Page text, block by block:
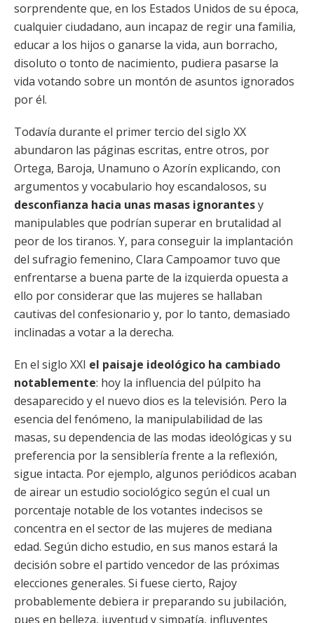
sorprendente que, en los Estados Unidos de su época,
cualquier ciudadano, aun incapaz de regir una familia,
educar a los hijos o ganarse la vida, aun borracho,
disoluto o tonto de nacimiento, pudiera pasarse la
vida votando sobre un montón de asuntos ignorados
por él.
Todavía durante el primer tercio del siglo XX
abundaron las páginas escritas, entre otros, por
Ortega, Baroja, Unamuno o Azorín explicando, con
argumentos y vocabulario hoy escandalosos, su
desconfianza hacia unas masas ignorantesy
manipulables que podrían superar en brutalidad al
peor de los tiranos. Y, para conseguir la implantación
del sufragio femenino, Clara Campoamor tuvo que
enfrentarse a buena parte de la izquierda opuesta a
ello por considerar que las mujeres se hallaban
cautivas del confesionario y, por lo tanto, demasiado
inclinadas a votar a la derecha.
En el siglo XXI el paisaje ideológico ha cambiado
notablemente: hoy la influencia del púlpito ha
desaparecido y el nuevo dios es la televisión. Pero la
esencia del fenómeno, la manipulabilidad de las
masas, su dependencia de las modas ideológicas y su
preferencia por la sensiblería frente a la reflexión,
sigue intacta. Por ejemplo, algunos periódicos acaban
de airear un estudio sociológico según el cual un
porcentaje notable de los votantes indecisos se
concentra en el sector de las mujeres de mediana
edad. Según dicho estudio, en sus manos estará la
decisión sobre el partido vencedor de las próximas
elecciones generales. Si fuese cierto, Rajoy
probablemente debiera ir preparando su jubilación,
pues en belleza, juventud y simpatía, influyentes